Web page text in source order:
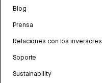
Blog
Prensa
Relaciones con los inversores
Soporte
Sustainability